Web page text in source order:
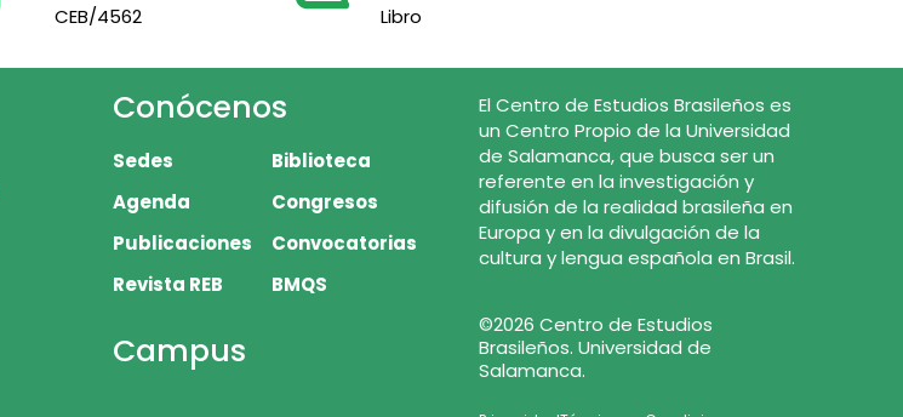
CEB/4562 Libro
Conócenos
Sedes
Agenda
Publicaciones
Revista REB
Biblioteca
Congresos
Convocatorias
BMQS
Campus
El Centro de Estudios Brasileños es
un Centro Propio de la Universidad
de Salamanca, que busca ser un
referente en la investigación y
difusión de la realidad brasileña en
Europa y en la divulgación de la
cultura y lengua española en Brasil.
©2026 Centro de Estudios
Brasileños. Universidad de
Salamanca.